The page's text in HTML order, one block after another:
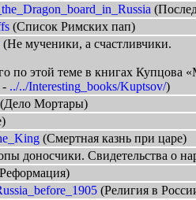
(Список Римских пап)
(Не мученики, а счастливчики.
по этой теме в книгах Купцова
- ../../Interesting_books/Kuptsov/)
(Дело Мортары)
(Смертная казнь при царе)
доносчики. Свидетельства о
(Религия в